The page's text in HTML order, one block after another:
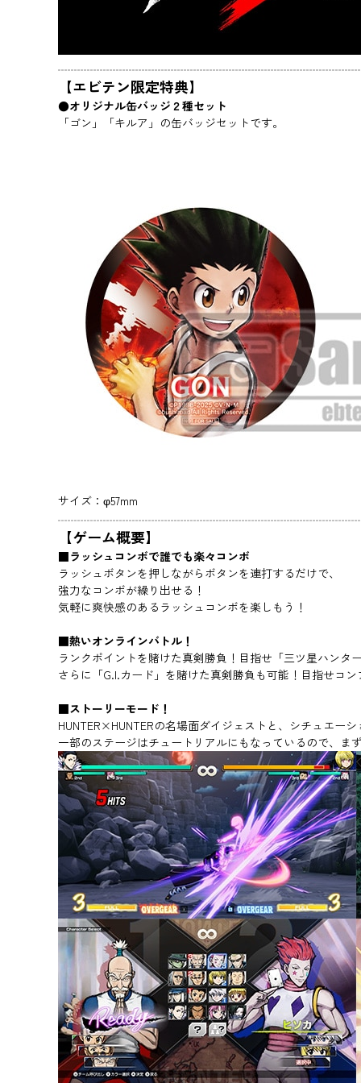
【エビテン限定特典】
●オリジナル缶バッジ２種セット
「ゴン」「キルア」の缶バッジセットです。
サイズ：φ57mm
【ゲーム概要】
■ラッシュコンボで誰でも楽々コンボ
ラッシュボタンを押しながらボタンを連打するだけで、
強力なコンボが繰り出せる！
気軽に爽快感のあるラッシュコンボを楽しもう！
■熱いオンラインバトル！
ランクポイントを賭けた真剣勝負！目指せ「三ツ星ハンタ
さらに「G.I.カード」を賭けた真剣勝負も可能！目指せコ
■ストーリーモード！
HUNTER×HUNTERの名場面ダイジェストと、シチュエー
一部のステージはチュートリアルにもなっているので、ま